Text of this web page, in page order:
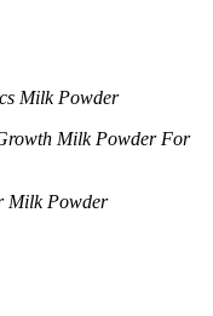
Milk Powder
Milk Powder For
Milk Powder